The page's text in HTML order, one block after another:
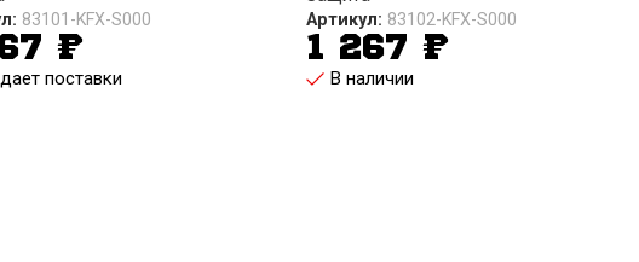
83101-KFX-S000
₽
поставки
Артикул: 83102-KFX-S000
1 267 ₽
В наличии